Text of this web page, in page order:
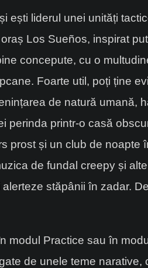
ești liderul unei unități
Los Sueños, inspirat
concepute, cu o
Foarte util, poți ține
de natură umană,
perinda printr-o casă
prost și un club de noapte
de fundal creepy și
stăpânii în zadar.
modul Practice sau în
de unele teme